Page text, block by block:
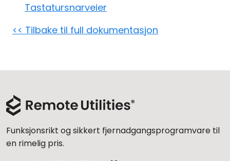
Tastatursnarveier
<< Tilbake til full dokumentasjon
Funksjonsrikt og sikkert fjernadgangsprogramvare til
en rimelig pris.